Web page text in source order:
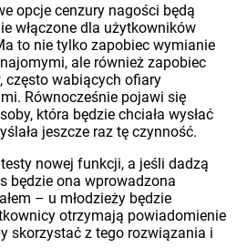
opcje cenzury nagości będą
włączone dla użytkowników
to nie tylko zapobiec wymianie
ale również zapobiec
często wabiących ofiary
Równocześnie pojawi się
która będzie chciała wysłać
jeszcze raz tę czynność.
nowej funkcji, a jeśli dadzą
będzie ona wprowadzona
– u młodzieży będzie
otrzymają powiadomienie
skorzystać z tego rozwiązania i